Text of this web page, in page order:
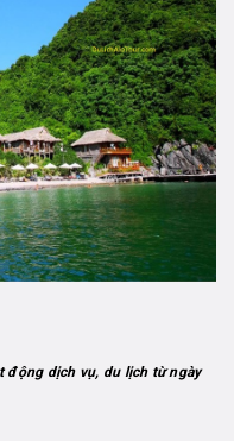
động dịch vụ, du lịch từ ngày